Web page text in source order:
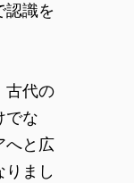
認識を
古代の
でな
へと広
まし